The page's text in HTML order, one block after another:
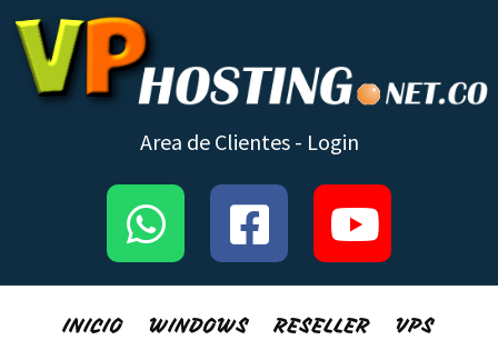
Area de Clientes - Login
INICIO WINDOWS RESELLER VPS